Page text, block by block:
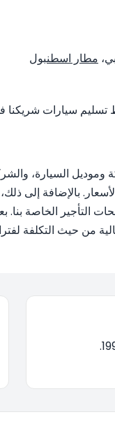
مطار اسطنبول
تسليم سيارات
السيارة،
بالإضافة إلى
التأجير الخاصة
30 يومًا أو أكثر وفقًا لشروط معينة. بناءً على ذلك، يمكنك الاختيار وتأجير سيارتك على الفور بطريقة